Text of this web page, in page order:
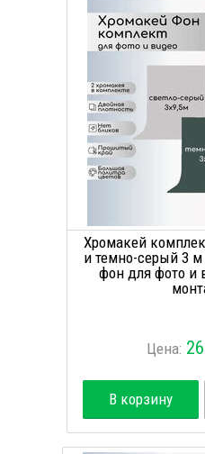
Хромакей
и темно-серый 3
фон для фото и
Цена:
В корзину